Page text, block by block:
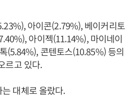
아이콘(2.79%), 베이커리토
아이젝(11.14%), 마이네이
(5.84%), 콘텐토스(10.85%) 등의
르고 있다.
대체로 올랐다.